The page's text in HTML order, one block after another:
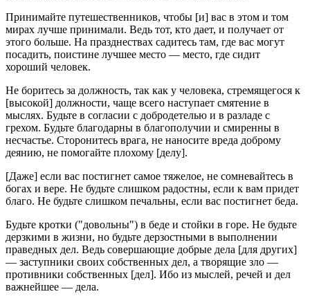
Принимайте путешественников, чтобы [и] вас в этом и том
мирах лучше принимали. Ведь тот, кто дает, и получает от
этого больше. На празднествах садитесь там, где вас могут
посадить, поистине лучшее место — место, где сидит
хороший человек.
Не боритесь за должность, так как у человека, стремящегося к
[высокой] должности, чаще всего наступает смятение в
мыслях. Будьте в согласии с добродетелью и в разладе с
грехом. Будьте благодарны в благополучии и смиренны в
несчастье. Сторонитесь врага, не наносите вреда доброму
деянию, не помогайте плохому [делу].
[Даже] если вас постигнет самое тяжелое, не сомневайтесь в
богах и вере. Не будьте слишком радостны, если к вам придет
благо. Не будьте слишком печальны, если вас постигнет беда.
Будьте кротки ("довольны") в беде и стойки в горе. Не будьте
дерзкими в жизни, но будьте дерзостными в выполнении
праведных дел. Ведь совершающие добрые дела [для других]
— заступники своих собственных дел, а творящие зло —
противники собственных [дел]. Ибо из мыслей, речей и дел
важнейшее — дела.